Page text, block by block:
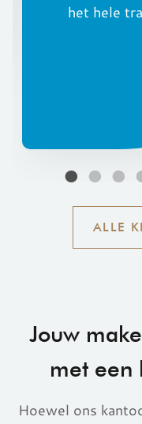
het hele
ALLE
Jouw
met een
Hoewel ons